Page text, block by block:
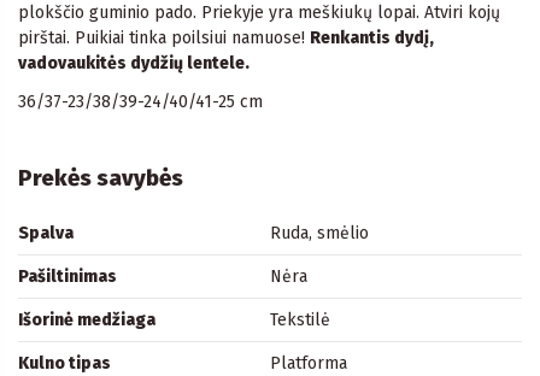
plokščio guminio pado. Priekyje yra meškiukų lopai. Atviri kojų
pirštai. Puikiai tinka poilsiui namuose! Renkantis dydį,
vadovaukitės dydžių lentele.
36/37-23/38/39-24/40/41-25 cm
Prekės savybės
Spalva Ruda, smėlio
Pašiltinimas Nėra
Išorinė medžiaga Tekstilė
Kulno tipas Platforma